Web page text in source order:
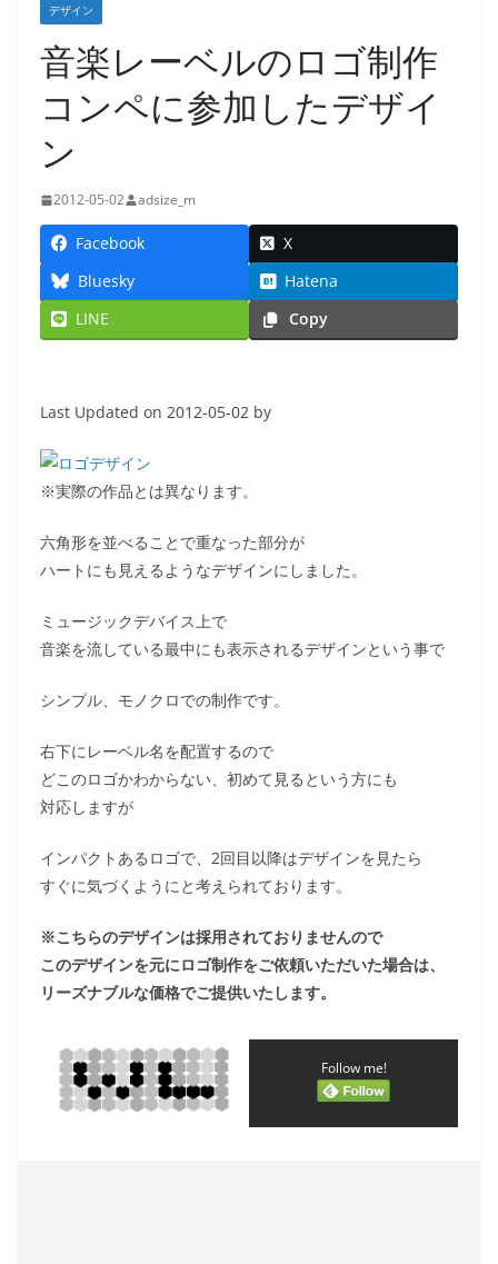
デザイン
音楽レーベルのロゴ制作
コンペに参加したデザイ
ン
2012-05-02 adsize_m
Facebook
X
Bluesky
Hatena
LINE
Copy
Last Updated on 2012-05-02 by
※実際の作品とは異なります。
六角形を並べることで重なった部分が
ハートにも見えるようなデザインにしました。
ミュージックデバイス上で
音楽を流している最中にも表示されるデザインという事で
シンプル、モノクロでの制作です。
右下にレーベル名を配置するので
どこのロゴかわからない、初めて見るという方にも
対応しますが
インパクトあるロゴで、2回目以降はデザインを見たら
すぐに気づくようにと考えられております。
※こちらのデザインは採用されておりませんので
このデザインを元にロゴ制作をご依頼いただいた場合は、
リーズナブルな価格でご提供いたします。
Follow me!